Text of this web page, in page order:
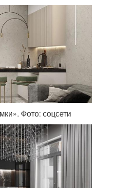
Фото: соцсети